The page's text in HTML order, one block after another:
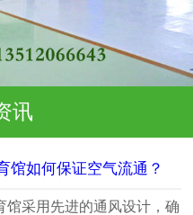
讯
馆如何保证空气流通？
馆采用先进的通风设计，确